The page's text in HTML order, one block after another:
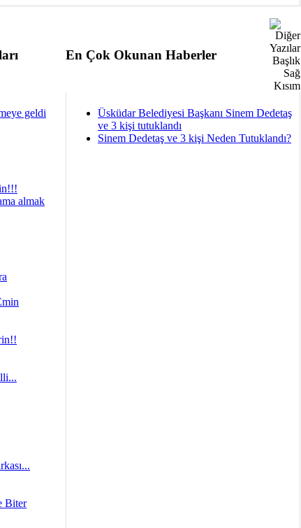
En Çok Okunan Haberler
geldi
almak
Biter
Üsküdar Belediyesi Başkanı Sinem Dedetaş
ve 3 kişi tutuklandı
Sinem Dedetaş ve 3 kişi Neden Tutuklandı?